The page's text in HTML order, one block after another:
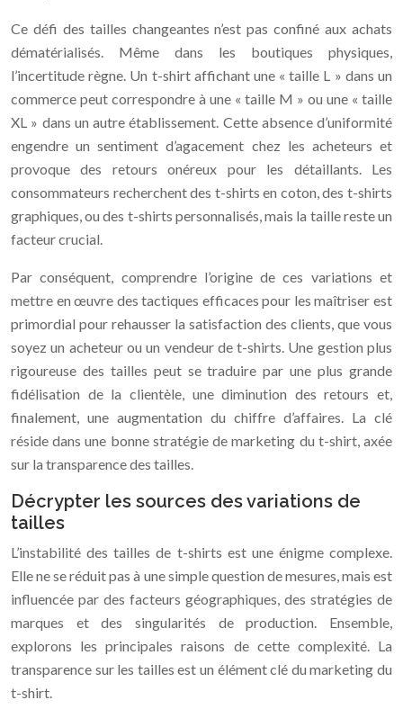
Ce défi des tailles changeantes n’est pas confiné aux achats
dématérialisés. Même dans les boutiques physiques,
l’incertitude règne. Un t-shirt affichant une « taille L » dans un
commerce peut correspondre à une « taille M » ou une « taille
XL » dans un autre établissement. Cette absence d’uniformité
engendre un sentiment d’agacement chez les acheteurs et
provoque des retours onéreux pour les détaillants. Les
consommateurs recherchent des t-shirts en coton, des t-shirts
graphiques, ou des t-shirts personnalisés, mais la taille reste un
facteur crucial.
Par conséquent, comprendre l’origine de ces variations et
mettre en œuvre des tactiques efficaces pour les maîtriser est
primordial pour rehausser la satisfaction des clients, que vous
soyez un acheteur ou un vendeur de t-shirts. Une gestion plus
rigoureuse des tailles peut se traduire par une plus grande
fidélisation de la clientèle, une diminution des retours et,
finalement, une augmentation du chiffre d’affaires. La clé
réside dans une bonne stratégie de marketing du t-shirt, axée
sur la transparence des tailles.
Décrypter les sources des variations de
tailles
L’instabilité des tailles de t-shirts est une énigme complexe.
Elle ne se réduit pas à une simple question de mesures, mais est
influencée par des facteurs géographiques, des stratégies de
marques et des singularités de production. Ensemble,
explorons les principales raisons de cette complexité. La
transparence sur les tailles est un élément clé du marketing du
t-shirt.